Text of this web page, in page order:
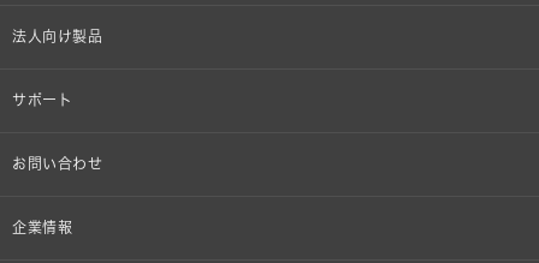
オンラインストア限定
法人向け製品
設備音響機器
サポート
個人向け製品サポート
お問い合わせ
その他、メディア 取材関連等のお問い合わせ
企業情報